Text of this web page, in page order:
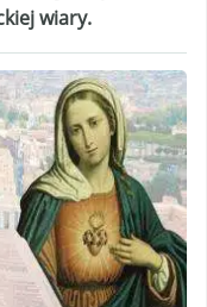
wiary.